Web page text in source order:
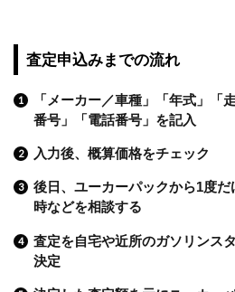
査定申込みまでの流れ
「メーカー／車種」「年式」「
番号」「電話番号」を記入
入力後、概算価格をチェック
後日、ユーカーパックから1度だ
時などを相談する
査定を自宅や近所のガソリンス
決定